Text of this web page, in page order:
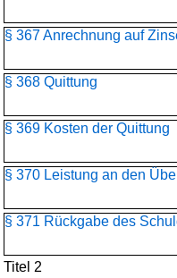
§ 367 Anrechnung auf
§ 368 Quittung
§ 369 Kosten der Quittung
§ 370 Leistung an den
§ 371 Rückgabe des
Titel 2